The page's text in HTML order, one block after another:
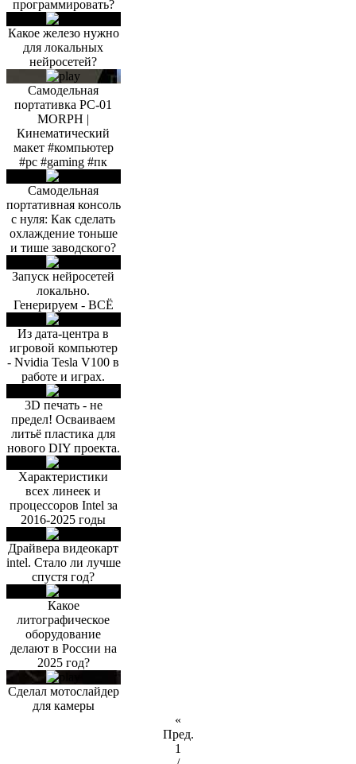
программировать?
Какое железо нужно
для локальных
нейросетей?
Самодельная
портативка PC-01
MORPH |
Кинематический
макет #компьютер
#pc #gaming #пк
Самодельная
портативная консоль
с нуля: Как сделать
охлаждение тоньше
и тише заводского?
Запуск нейросетей
локально.
Генерируем - ВСЁ
Из дата-центра в
игровой компьютер
- Nvidia Tesla V100 в
работе и играх.
3D печать - не
предел! Осваиваем
литьё пластика для
нового DIY проекта.
Характеристики
всех линеек и
процессоров Intel за
2016-2025 годы
Драйвера видеокарт
intel. Стало ли лучше
спустя год?
Какое
литографическое
оборудование
делают в России на
2025 год?
Сделал мотослайдер
для камеры
«
Пред.
1